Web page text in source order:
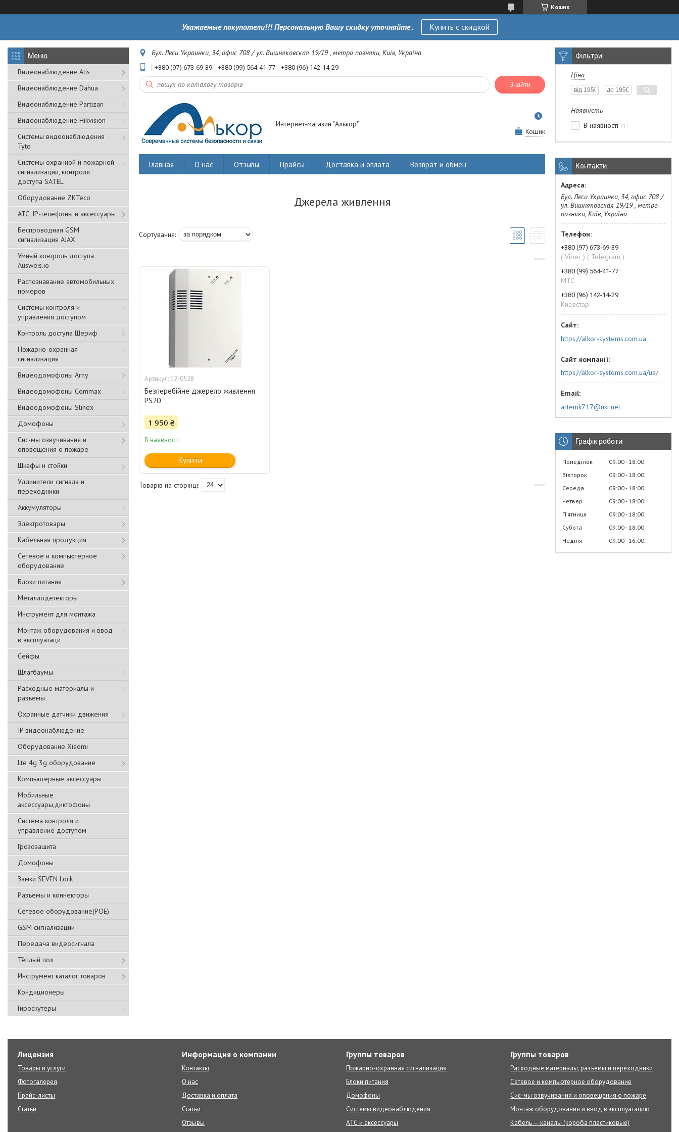
Кошик
Уважаемые покупатели!!! Персональную Вашу скидку уточняйте . Купить с скидкой
Видеонаблюдение Atis
Видеонаблюдение Dahua
Видеонаблюдение Partizan
Видеонаблюдение Hikvision
Системы видеонаблюдения
Tyto
Cистемы охранной и пожарной
сигнализации, контроля
доступа SATEL
Оборудование ZKTeco
АТС, IP-телефоны и аксессуары
Беспроводная GSM
сигнализация АJAX
Умный контроль доступа
Ausweis.io
Распознавание автомобильных
номеров
Системы контроля и
управления доступом
Контроль доступа Шериф
Пожарно-охранная
сигнализация
Видеодомофоны Arny
Видеодомофоны Commax
Видеодомофоны Slinex
Домофоны
Сис-мы озвучивания и
оповещения о пожаре
Шкафы и стойки
Удлинители сигнала и
переходники
Аккумуляторы
Электротовары
Кабельная продукция
Сетевое и компьютерное
оборудование
Блоки питания
Металлодетекторы
Инструмент для монтажа
Монтаж оборудования и ввод
в эксплуатаци
Сейфы
Шлагбаумы
Расходные материалы и
разъемы
Охранные датчики движения
IP видеонаблюдение
Оборудование Xiaomi
Lte 4g 3g оборудование
Компьютерные аксессуары
Мобильные
аксессуары,диктофоны
Система контроля и
управление доступом
Грозозащита
Домофоны
Замки SEVEN Lock
Разъемы и коннекторы
Сетевое оборудование(POE)
GSM сигнализации
Передача видеосигнала
Тёплый пол
Инструмент каталог товаров
Кондиционеры
Гироскутеры
Бул. Леси Украинки, 34, офис 708 / ул. Вишняковская 19/19 , метро позняки, Київ, Україна
+380 (97) 673-69-39 +380 (99) 564-41-77 +380 (96) 142-14-29
Знайти
Интернет-магазин "Алькор"
Кошик
Главная О нас Отзывы Прайсы Доставка и оплата Возврат и обмен
Джерела живлення
12-0528
Безперебійне джерело живлення
PS20
1 950 ₴
В наявності
Купити
Фільтри
Ціна
Наявність
В наявності
1
Контакти
Бул. Леси Украинки, 34, офис 708 /
ул. Вишняковская 19/19 , метро
позняки, Київ, Україна
+380 (97) 673-69-39
( Viber ) ( Telegram )
+380 (99) 564-41-77
МТС
+380 (96) 142-14-29
Киевстар
https://alkor-systems.com.ua
https://alkor-systems.com.ua/ua/
artemk717@ukr.net
Графік роботи
Понеділок 09:00 18:00
Вівторок
09:00 18:00
Середа
09:00 18:00
Четвер
09:00 18:00
Пʼятниця
09:00 18:00
Субота
09:00 18:00
Неділя
09:00 16:00
Лицензия
Товары и услуги
Фотогалерея
Прайс-листы
Статьи
Информация о компании
Контакты
О нас
Доставка и оплата
Статьи
Отзывы
Группы товаров
Пожарно-охранная сигнализация
Блоки питания
Домофоны
Системы видеонаблюдения
АТС и аксессуары
Группы товаров
Расходные материалы, разъемы и переходники
Сетевое и компьютерное оборудование
Сис-мы озвучивания и оповещения о пожаре
Монтаж оборудования и ввод в эксплуатацию
Кабель — каналы (короба пластиковые)